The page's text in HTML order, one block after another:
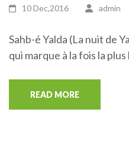
10 Dec,2016 admin
Sahb-é Yalda (La nuit de
qui marque à la fois la
READ MORE